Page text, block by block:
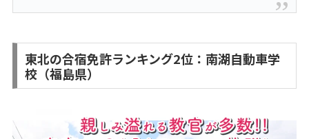
東北の合宿免許ランキング2位：南湖自動車学
校（福島県）